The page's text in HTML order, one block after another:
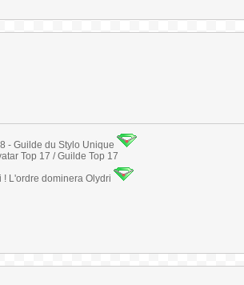
- Guilde du Stylo Unique
Top 17 / Guilde Top 17
! L'ordre dominera Olydri